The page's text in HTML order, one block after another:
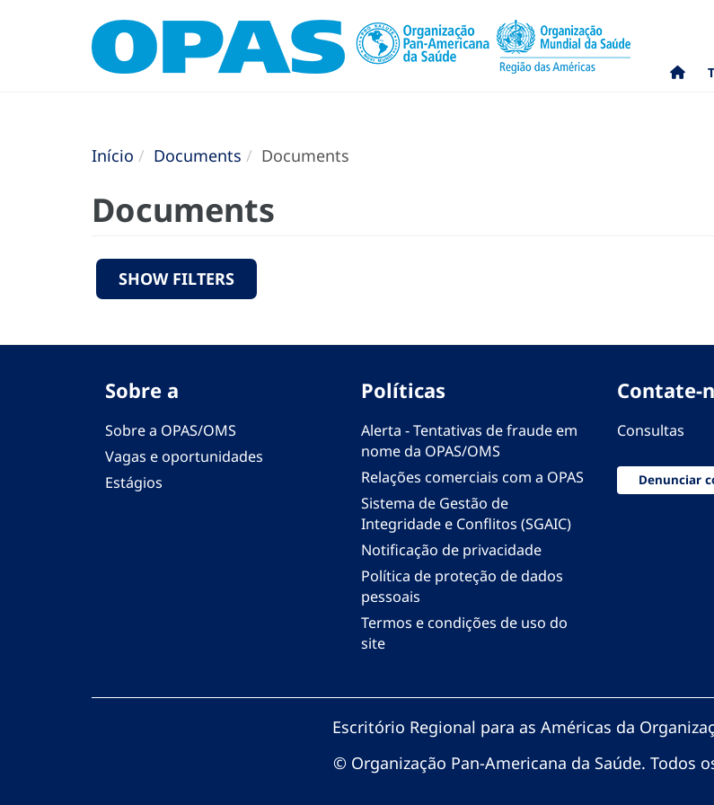
Início Documents Documents
Documents
SHOW FILTERS
Sobre a
Sobre a OPAS/OMS
Vagas e oportunidades
Estágios
Políticas
Alerta - Tentativas de fraude em
nome da OPAS/OMS
Relações comerciais com a OPAS
Sistema de Gestão de
Integridade e Conflitos (SGAIC)
Notificação de privacidade
Política de proteção de dados
pessoais
Termos e condições de uso do
site
Contate-
Consultas
Denunciar
Escritório Regional para as Américas da
© Organização Pan-Americana da Saúde. Todos